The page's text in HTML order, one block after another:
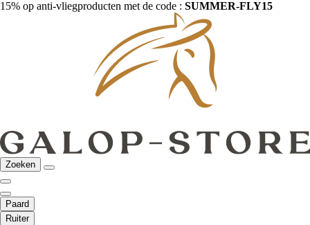
15% op anti-vliegproducten met de code : SUMMER-FLY15
Zoeken
Paard
Ruiter